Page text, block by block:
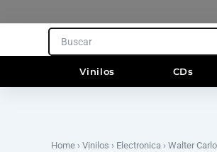
al
Vinilos CDs
Search
Home › Vinilos › Electronica › Walter